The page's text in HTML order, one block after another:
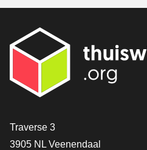
[_General:Contact]
Traverse 3
3905 NL Veenendaal